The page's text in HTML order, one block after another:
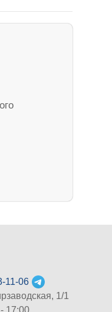
11-06
1/1
17:00